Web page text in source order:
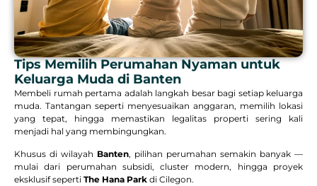
Tips Memilih Perumahan Nyaman untuk
Keluarga Muda di Banten
Membeli rumah pertama adalah langkah besar bagi setiap keluarga
muda. Tantangan seperti menyesuaikan anggaran, memilih lokasi
yang tepat, hingga memastikan legalitas properti sering kali
menjadi hal yang membingungkan.
Khusus di wilayah Banten, pilihan perumahan semakin banyak —
mulai dari perumahan subsidi, cluster modern, hingga proyek
eksklusif seperti The Hana Park di Cilegon.